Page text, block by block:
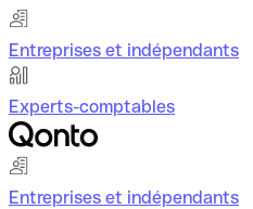
Entreprises et indépendants
Experts-comptables
Entreprises et indépendants